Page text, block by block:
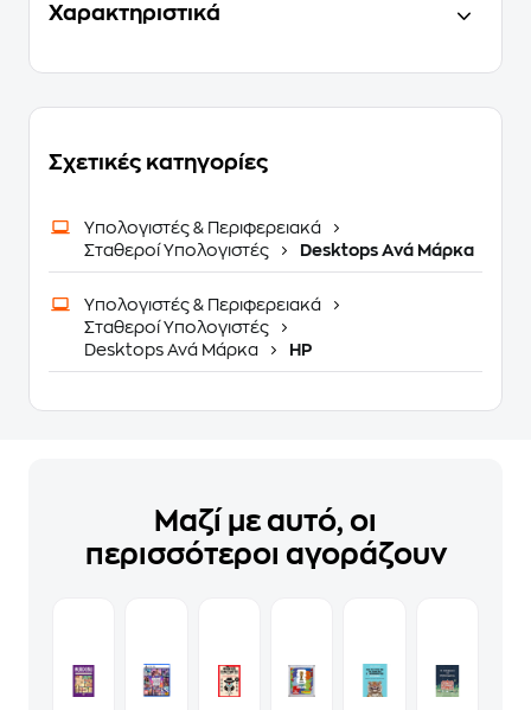
Χαρακτηριστικά
Σχετικές κατηγορίες
Υπολογιστές & Περιφερειακά
Σταθεροί Υπολογιστές
Desktops Ανά Μάρκα
Υπολογιστές & Περιφερειακά
Σταθεροί Υπολογιστές
Desktops Ανά Μάρκα
HP
Μαζί με αυτό, οι
περισσότεροι αγοράζουν